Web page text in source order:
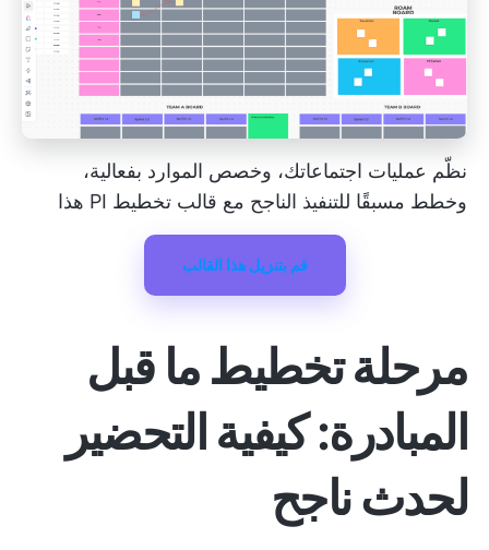
نظّم عمليات اجتماعاتك، وخصص الموارد بفعالية،
وخطط مسبقًا للتنفيذ الناجح مع قالب تخطيط PI هذا
قم بتنزيل هذا القالب
مرحلة تخطيط ما قبل
المبادرة: كيفية التحضير
لحدث ناجح